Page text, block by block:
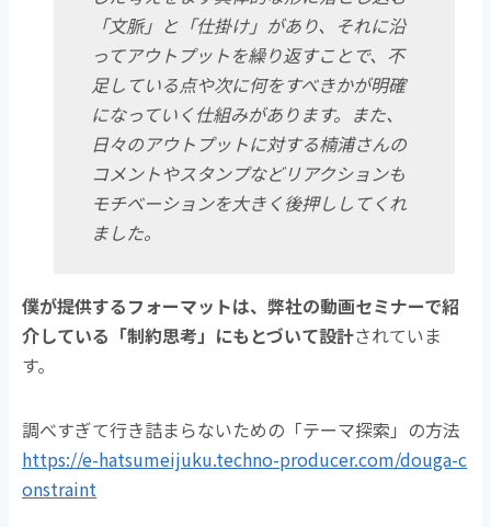
「文脈」と「仕掛け」があり、それに沿
ってアウトプットを繰り返すことで、不
足している点や次に何をすべきかが明確
になっていく仕組みがあります。また、
日々のアウトプットに対する楠浦さんの
コメントやスタンプなどリアクションも
モチベーションを大きく後押ししてくれ
ました。
僕が提供するフォーマットは、弊社の動画セミナーで紹
介している「制約思考」にもとづいて設計されていま
す。
調べすぎて行き詰まらないための「テーマ探索」の方法
https://e-hatsumeijuku.techno-producer.com/douga-c
onstraint